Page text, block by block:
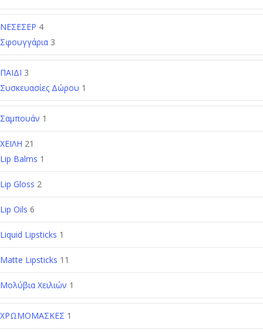
ΝΕΣΕΣΕΡ 4
Σφουγγάρια 3
ΠΑΙΔΙ 3
Συσκευασίες Δώρου 1
Σαμπουάν 1
ΧΕΙΛΗ 21
Lip Balms 1
Lip Gloss 2
Lip Oils 6
Liquid Lipsticks 1
Matte Lipsticks 11
Μολύβια Χειλιών 1
ΧΡΩΜΟΜΑΣΚΕΣ 1